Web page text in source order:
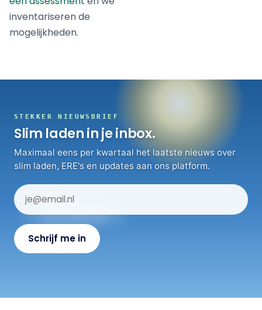
inventariseren de
mogelijkheden.
STEKKER NIEUWSBRIEF
Slim laden in je inbox.
Maximaal eens per kwartaal het laatste nieuws over
slim laden, ERE's en updates aan ons platform.